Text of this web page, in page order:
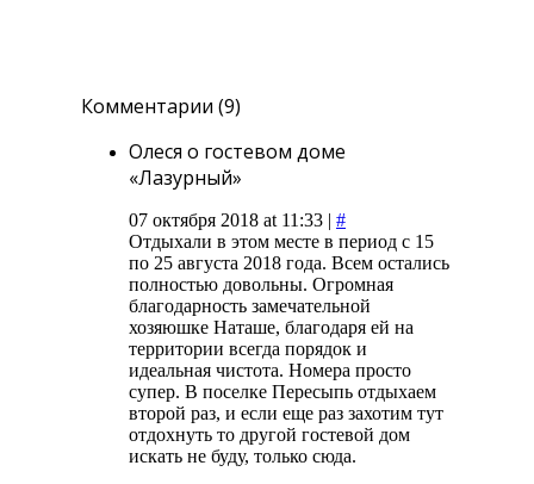
Комментарии (9)
Олеся о гостевом доме
«Лазурный»
07 октября 2018 at 11:33 | #
Отдыхали в этом месте в период с 15
по 25 августа 2018 года. Всем остались
полностью довольны. Огромная
благодарность замечательной
хозяюшке Наташе, благодаря ей на
территории всегда порядок и
идеальная чистота. Номера просто
супер. В поселке Пересыпь отдыхаем
второй раз, и если еще раз захотим тут
отдохнуть то другой гостевой дом
искать не буду, только сюда.